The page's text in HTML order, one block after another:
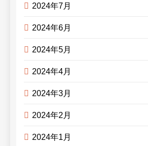
2024年7月
2024年6月
2024年5月
2024年4月
2024年3月
2024年2月
2024年1月